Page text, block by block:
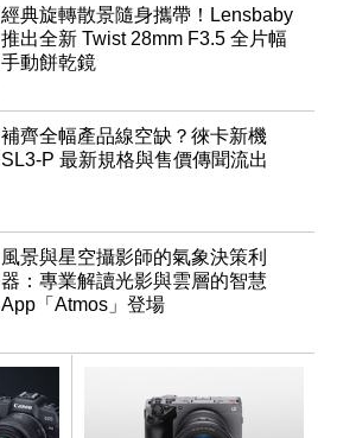
經典旋轉散景隨身攜帶！Lensbaby
推出全新 Twist 28mm F3.5 全片幅
手動餅乾鏡
補齊全幅產品線空缺？徠卡新機
SL3-P 最新規格與售價傳聞流出
風景與星空攝影師的氣象決策利
器：專業解讀光影與雲層的智慧
App「Atmos」登場